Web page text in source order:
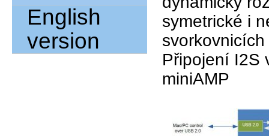
English
version
symetrické i
svorkovnicích
Připojení I2S
miniAMP